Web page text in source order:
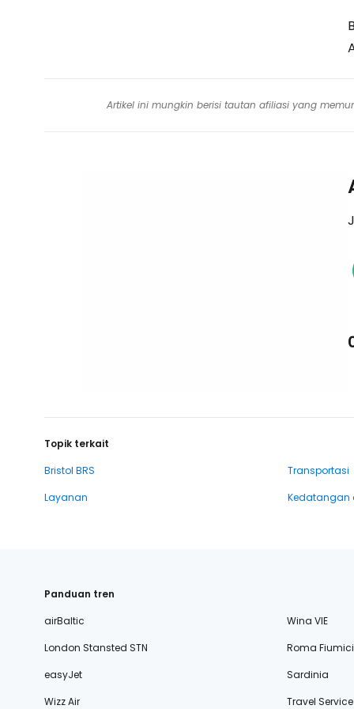
Artikel ini mungkin berisi tautan afiliasi yang
Topik terkait
Bristol BRS
Transportasi
Layanan
Kedatangan
Panduan tren
airBaltic
Wina VIE
London Stansted STN
Roma
easyJet
Sardinia
Wizz Air
Travel Service